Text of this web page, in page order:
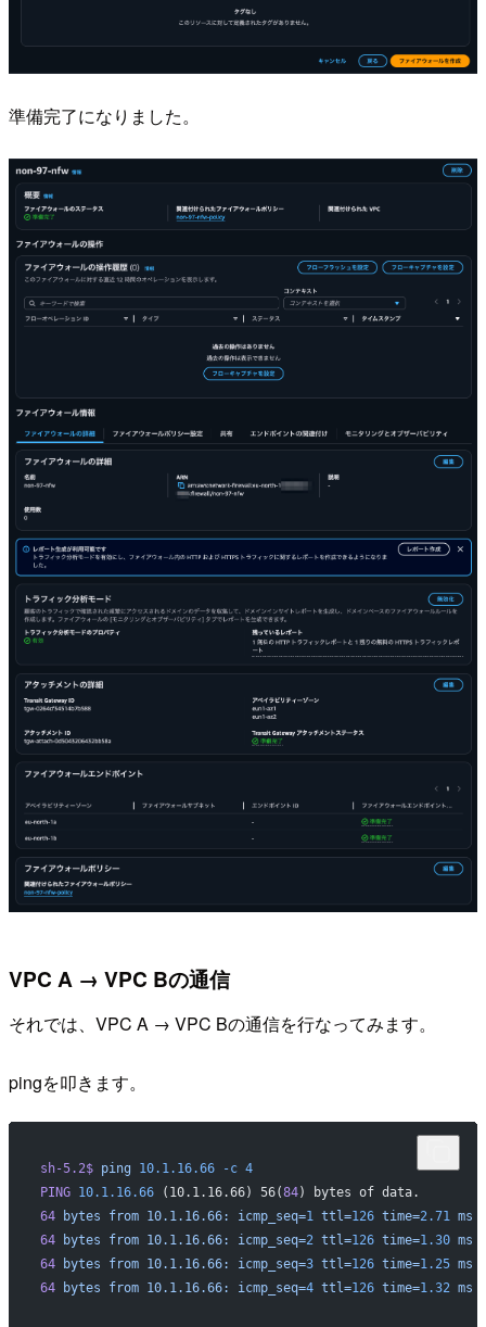
準備完了になりました。
VPC A → VPC Bの通信
それでは、VPC A → VPC Bの通信を行なってみます。
pingを叩きます。
sh-5.2$ ping 10.1.16.66 -c 4
PING 10.1.16.66 (10.1.16.66) 56(84) bytes of data.
64 bytes from 10.1.16.66: icmp_seq=1 ttl=126 time=2.71 ms
64 bytes from 10.1.16.66: icmp_seq=2 ttl=126 time=1.30 ms
64 bytes from 10.1.16.66: icmp_seq=3 ttl=126 time=1.25 ms
64 bytes from 10.1.16.66: icmp_seq=4 ttl=126 time=1.32 ms